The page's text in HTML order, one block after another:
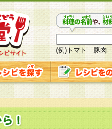
(例)トマト 豚肉